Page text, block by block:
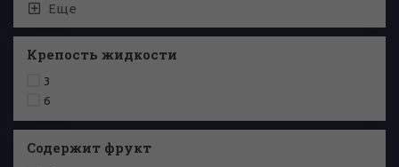
Еще
Крепость жидкости
3
6
Содержит фрукт